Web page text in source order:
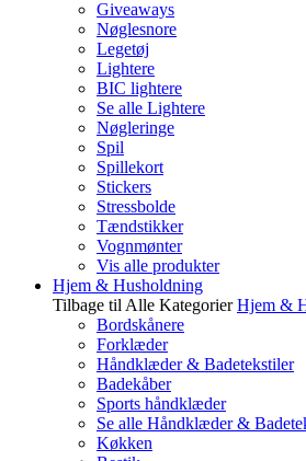
Giveaways
Nøglesnore
Legetøj
Lightere
BIC lightere
Se alle Lightere
Nøgleringe
Spil
Spillekort
Stickers
Stressbolde
Tændstikker
Vognmønter
Vis alle produkter
Hjem & Husholdning
Tilbage til Alle Kategorier Hjem &
Bordskånere
Forklæder
Håndklæder & Badetekstiler
Badekåber
Sports håndklæder
Se alle Håndklæder &
Køkken